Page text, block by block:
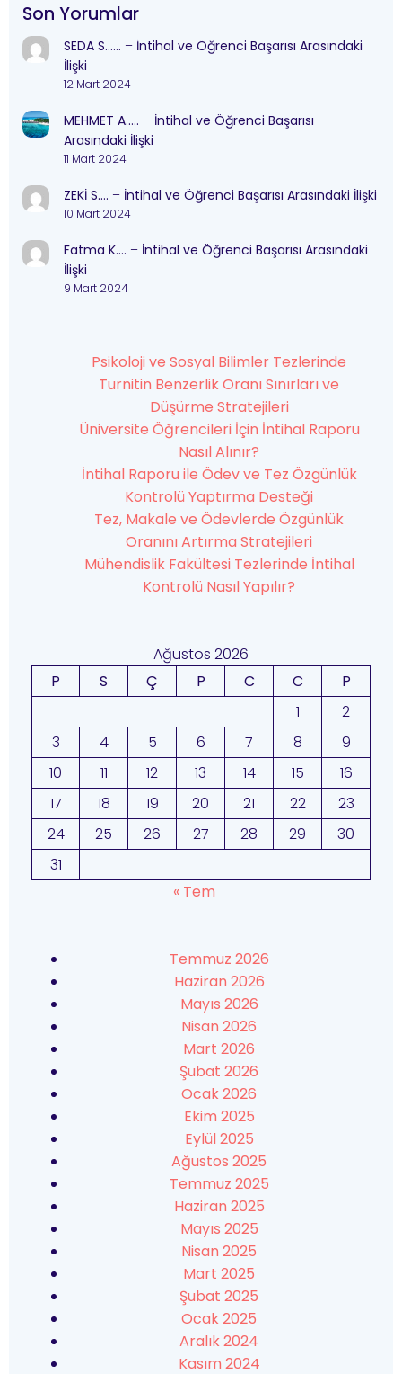
Son Yorumlar
SEDA S…… – İntihal ve Öğrenci Başarısı Arasındaki
İlişki
12 Mart 2024
MEHMET A….. – İntihal ve Öğrenci Başarısı
Arasındaki İlişki
11 Mart 2024
ZEKİ S…. – İntihal ve Öğrenci Başarısı Arasındaki İlişki
10 Mart 2024
Fatma K…. – İntihal ve Öğrenci Başarısı Arasındaki
İlişki
9 Mart 2024
Psikoloji ve Sosyal Bilimler Tezlerinde
Turnitin Benzerlik Oranı Sınırları ve
Düşürme Stratejileri
Üniversite Öğrencileri İçin İntihal Raporu
Nasıl Alınır?
İntihal Raporu ile Ödev ve Tez Özgünlük
Kontrolü Yaptırma Desteği
Tez, Makale ve Ödevlerde Özgünlük
Oranını Artırma Stratejileri
Mühendislik Fakültesi Tezlerinde İntihal
Kontrolü Nasıl Yapılır?
Ağustos 2026
P
S Ç P C C
P
1
2
3
4 5 6 7 8
9
10
11 12 13 14 15
16
17
18 19 20 21 22
23
24
25 26 27 28 29
30
31
« Tem
Temmuz 2026
Haziran 2026
Mayıs 2026
Nisan 2026
Mart 2026
Şubat 2026
Ocak 2026
Ekim 2025
Eylül 2025
Ağustos 2025
Temmuz 2025
Haziran 2025
Mayıs 2025
Nisan 2025
Mart 2025
Şubat 2025
Ocak 2025
Aralık 2024
Kasım 2024